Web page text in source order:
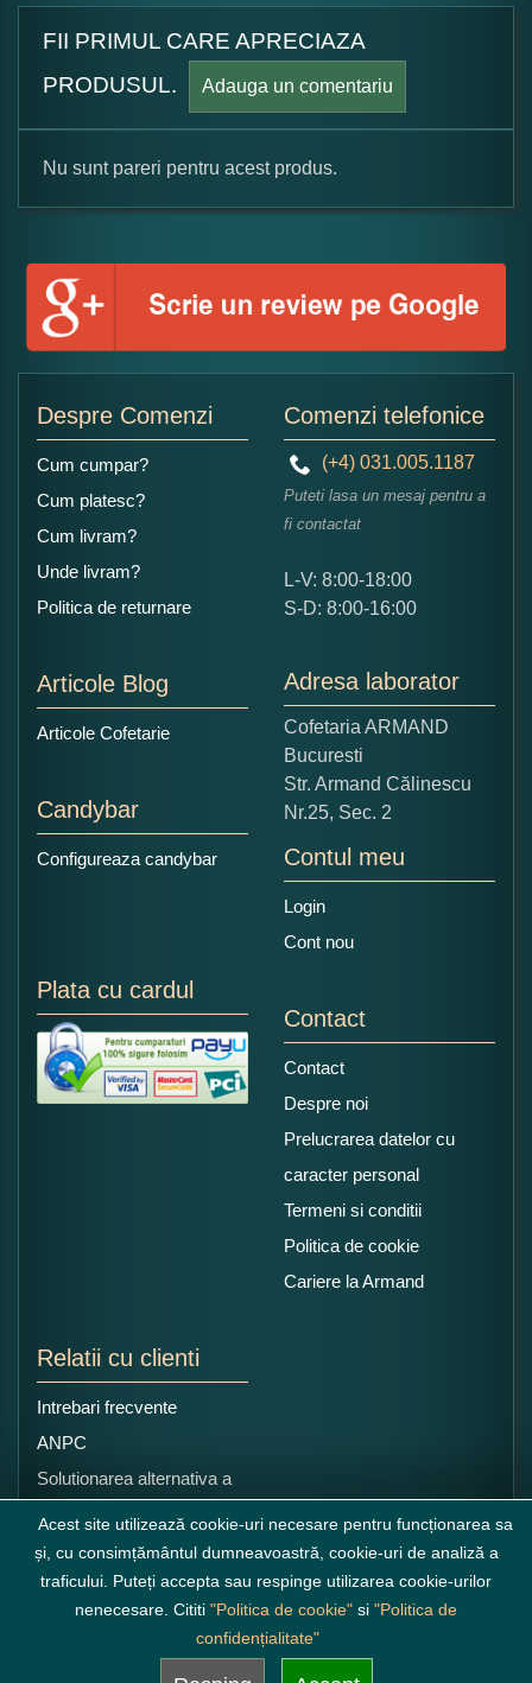
FII PRIMUL CARE APRECIAZA
PRODUSUL.
Adauga un comentariu
Formular pareri client
Numele dumneavoastra:
Ce nota acordati acestui produs?
5
Copiati alaturi numarul din imagine:
Nu sunt pareri pentru acest produs.
Despre Comenzi
Cum cumpar?
Cum platesc?
Cum livram?
Unde livram?
Politica de returnare
Articole Blog
Articole Cofetarie
Candybar
Configureaza candybar
Comenzi telefonice
(+4) 031.005.1187
Puteti lasa un mesaj pentru a
fi contactat
L-V: 8:00-18:00
S-D: 8:00-16:00
Adresa laborator
Cofetaria ARMAND
Bucuresti
Str. Armand Călinescu
Nr.25, Sec. 2
Contul meu
Login
Cont nou
Plata cu cardul
Contact
Contact
Despre noi
Prelucrarea datelor cu
caracter personal
Termeni si conditii
Politica de cookie
Cariere la Armand
Relatii cu clienti
Intrebari frecvente
ANPC
Solutionarea alternativa a
litigiilor
Acest site utilizează cookie-uri necesare pentru funcționarea sa
și, cu consimțământul dumneavoastră, cookie-uri de analiză a
traficului. Puteți accepta sau respinge utilizarea cookie-urilor
nenecesare. Cititi "Politica de cookie" si "Politica de
confidențialitate"